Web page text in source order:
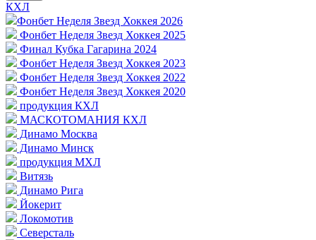
КХЛ
Фонбет Неделя Звезд Хоккея 2026
Фонбет Неделя Звезд Хоккея 2025
Финал Кубка Гагарина 2024
Фонбет Неделя Звезд Хоккея 2023
Фонбет Неделя Звезд Хоккея 2022
Фонбет Неделя Звезд Хоккея 2020
продукция КХЛ
МАСКОТОМАНИЯ КХЛ
Динамо Москва
Динамо Минск
продукция МХЛ
Витязь
Динамо Рига
Йокерит
Локомотив
Северсталь